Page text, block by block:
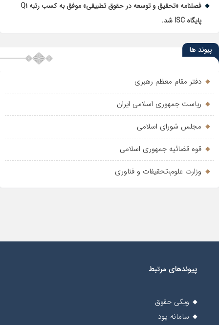
فصلنامه «تحقیق و توسعه در حقوق تطبیقی» موفق به کسب رتبه Q1
پایگاه ISC شد.
پیوند ها
دفتر مقام معظم رهبری
ریاست جمهوری اسلامی ایران
مجلس شورای اسلامی
قوه قضائیه جمهوری اسلامی
وزارت علوم،تحقیفات و فناوری
پیوندهای مرتبط
ویکی حقوق
سامانه پود